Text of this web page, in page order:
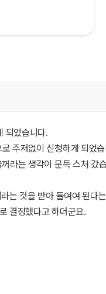
되었습니다.
주저없이 신청하게 되었
라는 생각이 문득 스쳐 갔
는 것을 받아 들여여 된다
결정했다고 하더군요.